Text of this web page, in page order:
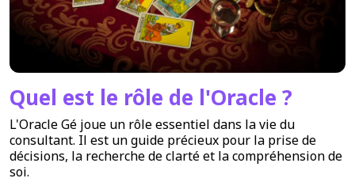
Quel est le rôle de l'Oracle ?
L'Oracle Gé joue un rôle essentiel dans la vie du
consultant. Il est un guide précieux pour la prise de
décisions, la recherche de clarté et la compréhension de
soi.